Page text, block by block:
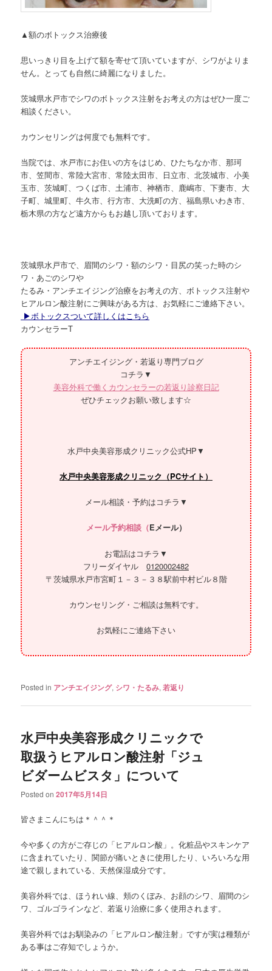
▲額のボトックス治療後
思いっきり目を上げて額を寄せて頂いていますが、シワがよりま
せん。とっても自然に綺麗になりました。
茨城県水戸市でシワのボトックス注射をお考えの方はぜひ一度ご
相談ください。
カウンセリングは何度でも無料です。
当院では、水戸市にお住いの方をはじめ、ひたちなか市、那珂
市、笠間市、常陸大宮市、常陸太田市、日立市、北茨城市、小美
玉市、茨城町、つくば市、土浦市、神栖市、鹿嶋市、下妻市、大
子町、城里町、牛久市、行方市、大洗町の方、福島県いわき市、
栃木県の方など遠方からもお越し頂いております。
茨城県水戸市で、眉間のシワ・額のシワ・目尻の笑った時のシ
ワ・あごのシワや
たるみ・アンチエイジング治療をお考えの方、ボトックス注射や
ヒアルロン酸注射にご興味がある方は、お気軽にご連絡下さい。
▶ボトックスついて詳しくはこちら
カウンセラーT
アンチエイジング・若返り専門ブログ
コチラ▼
美容外科で働くカウンセラーの若返り診察日記
ぜひチェックお願い致します☆
水戸中央美容形成クリニック公式HP▼
水戸中央美容形成クリニック（PCサイト）
メール相談・予約はコチラ▼
メール予約相談（Eメール）
お電話はコチラ▼
フリーダイヤル 0120002482
〒茨城県水戸市宮町１－３－３８駅前中村ビル８階
カウンセリング・ご相談は無料です。
お気軽にご連絡下さい
Posted in アンチエイジング, シワ・たるみ,若返り
水戸中央美容形成クリニックで
取扱うヒアルロン酸注射「ジュ
ビダームビスタ」について
Posted on2017年5月14日
皆さまこんにちは＊＾＾＊
今や多くの方がご存じの「ヒアルロン酸」。化粧品やスキンケア
に含まれていたり、関節が痛いときに使用したり、いろいろな用
途で親しまれている、天然保湿成分です。
美容外科では、ほうれい線、頬のくぼみ、お顔のシワ、眉間のシ
ワ、ゴルゴラインなど、若返り治療に多く使用されます。
美容外科ではお馴染みの「ヒアルロン酸注射」ですが実は種類が
ある事はご存知でしょうか。